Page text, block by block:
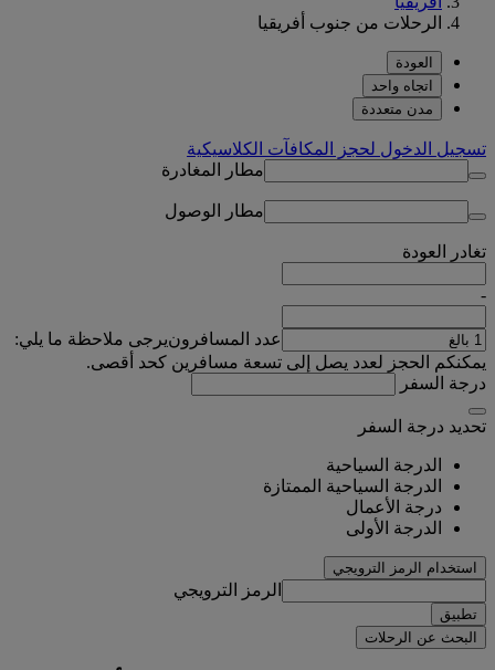
الرحلات من جنوب أفريقيا
العودة
اتجاه واحد
مدن متعددة
تسجيل الدخول لحجز المكافآت الكلاسيكية
مطار المغادرة
مطار الوصول
تغادر العودة
-
عدد المسافرونيرجى ملاحظة ما يلي:
يمكنكم الحجز لعدد يصل إلى تسعة مسافرين كحد أقصى.
درجة السفر
تحديد درجة السفر
الدرجة السياحية
الدرجة السياحية الممتازة
درجة الأعمال
الدرجة الأولى
استخدام الرمز الترويجي
الرمز الترويجي
تطبيق
البحث عن الرحلات